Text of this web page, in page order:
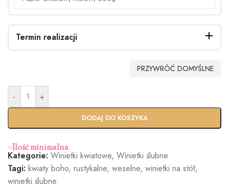
Termin realizacji
Standardo
Ekspres
(+100zł)
PRZYWRÓĆ DOMYŚLNE
- +
DODAJ DO KOSZYKA
Ilość minimalna
Kategorie: Winietki kwiatowe, Winietki ślubne
Tagi: kwiaty boho, rustykalne, weselne, winietki na stół,
winietki ślubne